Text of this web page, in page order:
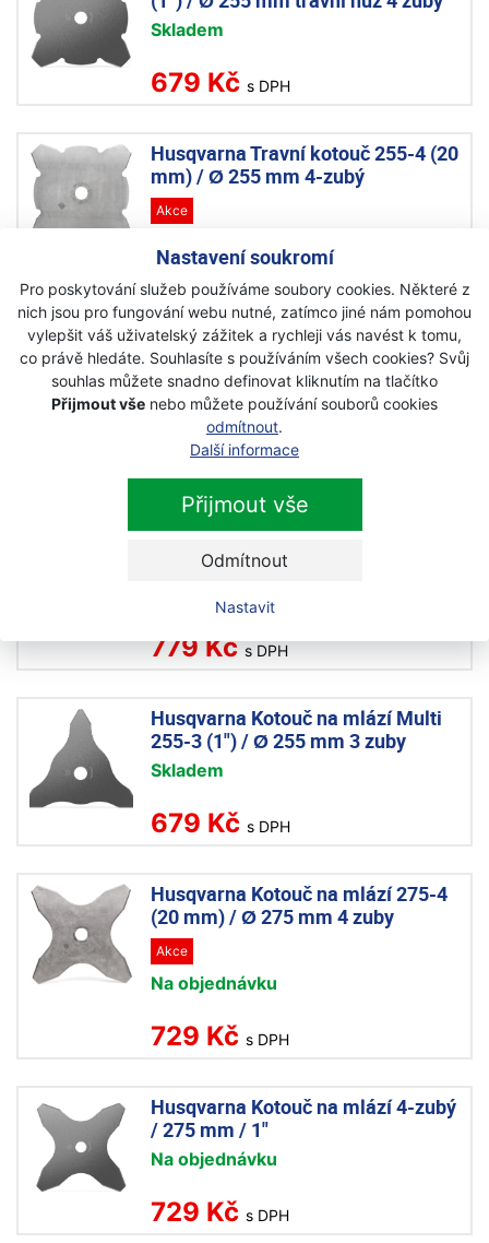
Nastavení soukromí
Pro poskytování služeb používáme soubory cookies. Některé z
nich jsou pro fungování webu nutné, zatímco jiné nám pomohou
vylepšit váš uživatelský zážitek a rychleji vás navést k tomu,
co právě hledáte. Souhlasíte s používáním všech cookies? Svůj
souhlas můžete snadno definovat kliknutím na tlačítko
Přijmout vše nebo můžete používání souborů cookies
odmítnout.
Další informace
Přijmout vše
Odmítnout
Nastavit
Skladem
679 Kč s DPH
Husqvarna Travní kotouč 255-4 (20
mm) / Ø 255 mm 4-zubý
Akce
679 Kč s DPH
Husqvarna Multi 330-2 (1") / Ø 330
mm travní nůž 2 zuby
Skladem
449 Kč s DPH
mm / 20 mm 3 zuby
779 Kč s DPH
Husqvarna Kotouč na mlází Multi
255-3 (1") / Ø 255 mm 3 zuby
Skladem
679 Kč s DPH
Husqvarna Kotouč na mlází 275-4
(20 mm) / Ø 275 mm 4 zuby
Akce
Na objednávku
729 Kč s DPH
Husqvarna Kotouč na mlází 4-zubý
/ 275 mm / 1"
Na objednávku
729 Kč s DPH